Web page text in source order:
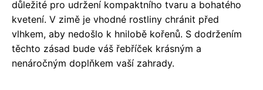
důležité pro udržení kompaktního tvaru a bohatého
kvetení. V zimě je vhodné rostliny chránit před
vlhkem, aby nedošlo k hnilobě kořenů. S dodržením
těchto zásad bude váš řebříček krásným a
nenáročným doplňkem vaší zahrady.